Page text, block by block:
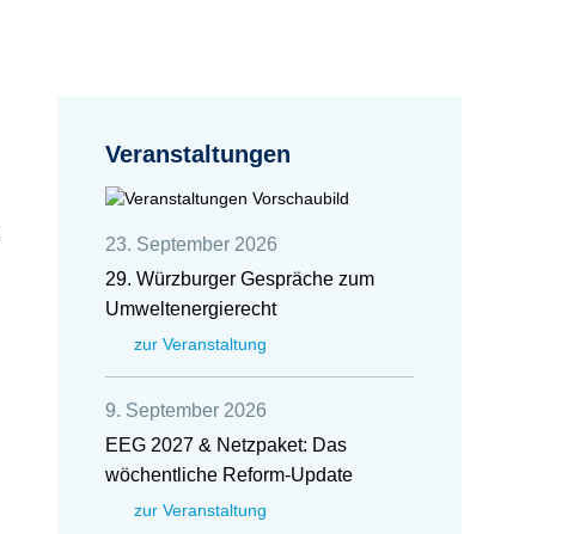
Veranstaltungen
23. September 2026
29. Würzburger Gespräche zum
Umweltenergierecht
zur Veranstaltung
9. September 2026
EEG 2027 & Netzpaket: Das
wöchentliche Reform-Update
zur Veranstaltung